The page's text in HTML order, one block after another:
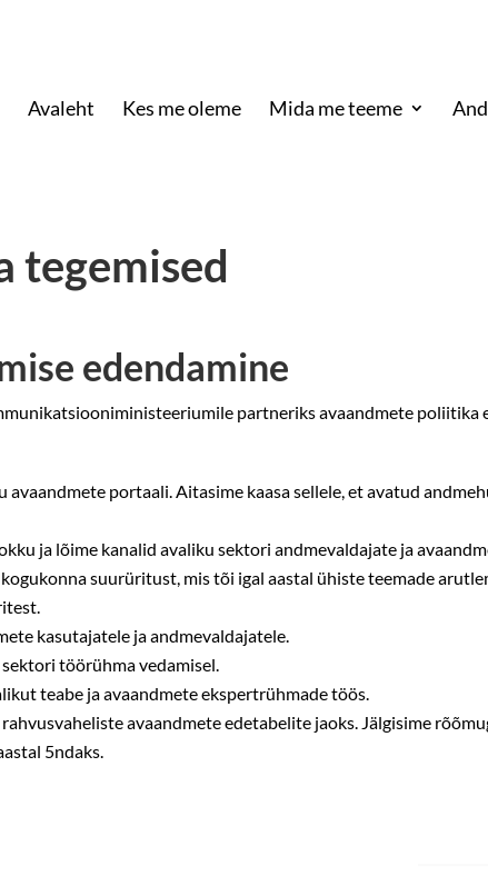
Avaleht Kes me oleme Mida me teeme
tegemised
edendamine
partneriks avaandmete poliitika
avaandmete portaali. Aitasime kaasa sellele, et avatud
ja lõime kanalid avaliku sektori andmevaldajate ja
suurüritust, mis tõi igal aastal ühiste teemade
kasutajatele ja andmevaldajatele.
töörühma vedamisel.
teabe ja avaandmete ekspertrühmade töös.
avaandmete edetabelite jaoks. Jälgisime
5ndaks.